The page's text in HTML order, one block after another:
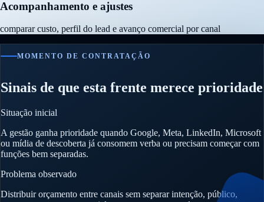
Acompanhamento e ajustes
comparar custo, perfil do lead e avanço comercial por canal
MOMENTO DE CONTRATAÇÃO
Sinais de que esta frente merece prioridade
Situação inicial
A gestão ganha prioridade quando Google, Meta, LinkedIn, Microsoft
ou mídia de descoberta já consomem verba ou precisam começar com
funções bem separadas.
Problema observado
Distribuir orçamento entre canais sem separar intenção, público,